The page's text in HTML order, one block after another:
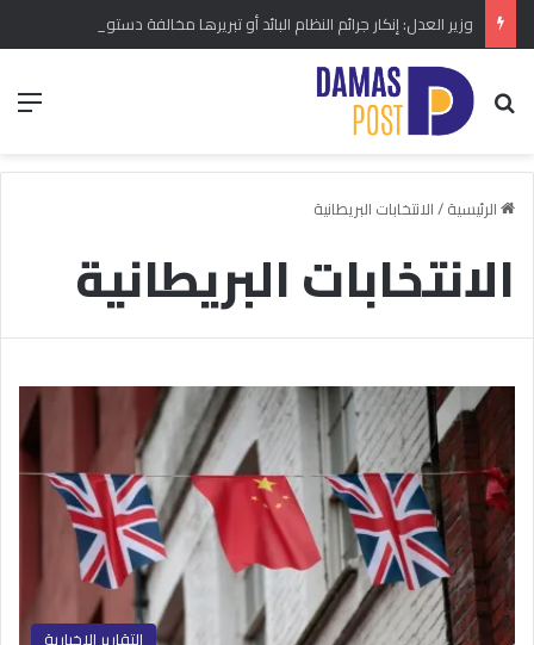
بحث عن
الرئيسية/الانتخابات البريطانية
الانتخابات البريطانية
التقارير الإخبارية